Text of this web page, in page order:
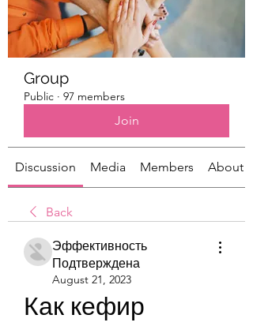
Group
Public · 97 members
Join
Discussion Media Members About
Back
Эффективность
Подтверждена
August 21, 2023
Как кефир